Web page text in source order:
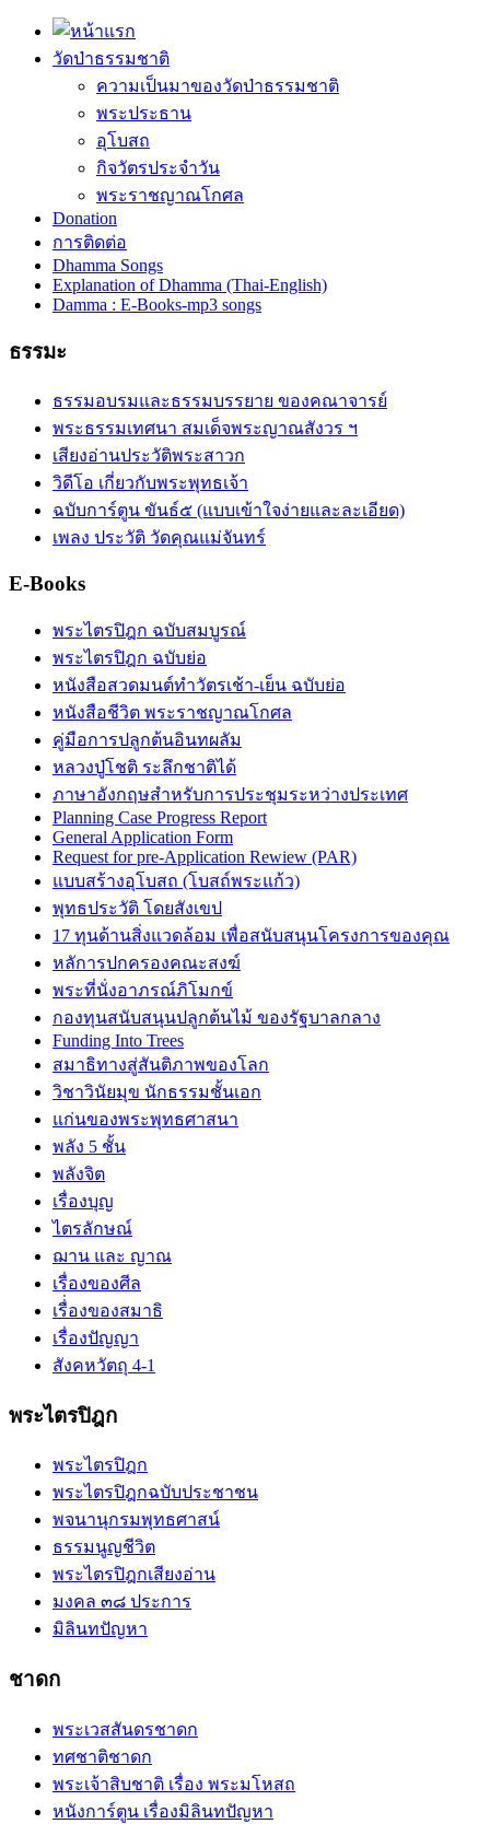
วัดป่าธรรมชาติ
ความเป็นมาของวัดป่าธรรมชาติ
พระประธาน
อุโบสถ
กิจวัตรประจำวัน
พระราชญาณโกศล
Donation
การติดต่อ
Dhamma Songs
Explanation of Dhamma (Thai-English)
Damma : E-Books-mp3 songs
ธรรมะ
ธรรมอบรมและธรรมบรรยาย ของคณาจารย์
พระธรรมเทศนา สมเด็จพระญาณสังวร ฯ
เสียงอ่านประวัติพระสาวก
วิดีโอ เกี่ยวกับพระพุทธเจ้า
ฉบับการ์ตูน ขันธ์๕ (แบบเข้าใจง่ายและละเอียด)
เพลง ประวัติ วัดคุณแม่จันทร์
E-Books
พระไตรปิฎก ฉบับสมบูรณ์
พระไตรปิฎก ฉบับย่อ
หนังสือสวดมนต์ทำวัตรเช้า-เย็น ฉบับย่อ
หนังสือชีวิต พระราชญาณโกศล
คู่มือการปลูกต้นอินทผลัม
หลวงปู่โชติ ระลึกชาติได้
ภาษาอังกฤษสำหรับการประชุมระหว่างประเทศ
Planning Case Progress Report
General Application Form
Request for pre-Application Rewiew (PAR)
แบบสร้างอุโบสถ (โบสถ์พระแก้ว)
พุทธประวัติ โดยสังเขป
17 ทุนด้านสิ่งแวดล้อม เพื่อสนับสนุนโครงการของคุณ
หลัการปกครองคณะสงฆ์
พระที่นั่งอาภรณ์ภิโมกข์
กองทุนสนับสนุนปลูกต้นไม้ ของรัฐบาลกลาง
Funding Into Trees
สมาธิทางสู่สันติภาพของโลก
วิชาวินัยมุข นักธรรมชั้นเอก
แก่นของพระพุทธศาสนา
พลัง 5 ชั้น
พลังจิต
เรื่องบุญ
ไตรลักษณ์
ฌาน และ ญาณ
เรื่องของศีล
เรื่่องของสมาธิ
เรื่องปัญญา
สังคหวัตถุ 4-1
พระไตรปิฎก
พระไตรปิฎก
พระไตรปิฎกฉบับประชาชน
พจนานุกรมพุทธศาสน์
ธรรมนูญชีวิต
พระไตรปิฎกเสียงอ่าน
มงคล ๓๘ ประการ
มิลินทปัญหา
ชาดก
พระเวสสันดรชาดก
ทศชาติชาดก
พระเจ้าสิบชาติ เรื่อง พระมโหสถ
หนังการ์ตูน เรื่องมิลินทปัญหา